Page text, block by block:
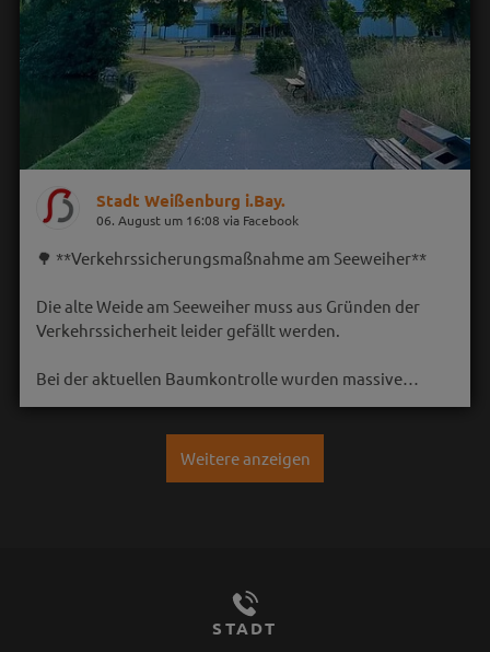
Stadt Weißenburg i.Bay.
06. August um 16:08 via Facebook
🌳 **Verkehrssicherungsmaßnahme am Seeweiher**
Die alte Weide am Seeweiher muss aus Gründen der
Verkehrssicherheit leider gefällt werden.
Bei der aktuellen Baumkontrolle wurden massive…
Weitere anzeigen
STADT